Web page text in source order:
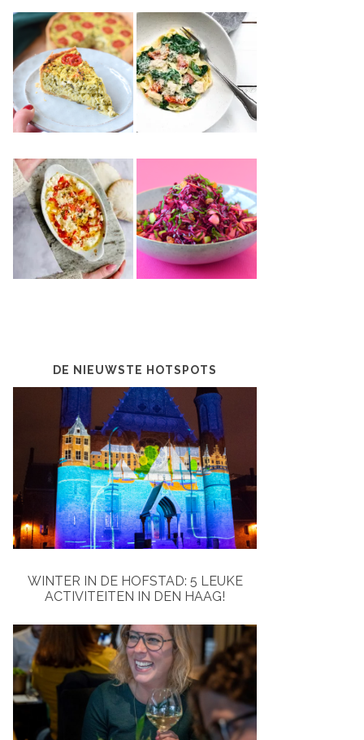
DE NIEUWSTE HOTSPOTS
WINTER IN DE HOFSTAD: 5 LEUKE
ACTIVITEITEN IN DEN HAAG!